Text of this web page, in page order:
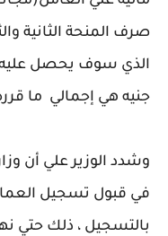
صرف المنحة الثانية
جنيه هي إجمالي ما
وشدد الوزير علي أن
في قبول تسجيل
بالتسجيل ، ذلك حتي